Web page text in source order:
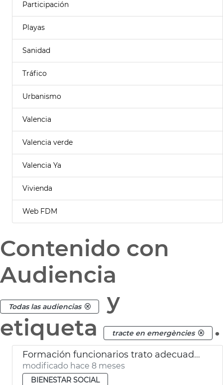
Participación
Playas
Sanidad
Tráfico
Urbanismo
Valencia
Valencia verde
Valencia Ya
Vivienda
Web FDM
Contenido con
Audiencia
Todas las audiencias
y
etiqueta
tracte en emergències .
Formación funcionarios trato adecuado para discapacidad en emergencias
modificado hace 8 meses
BIENESTAR SOCIAL